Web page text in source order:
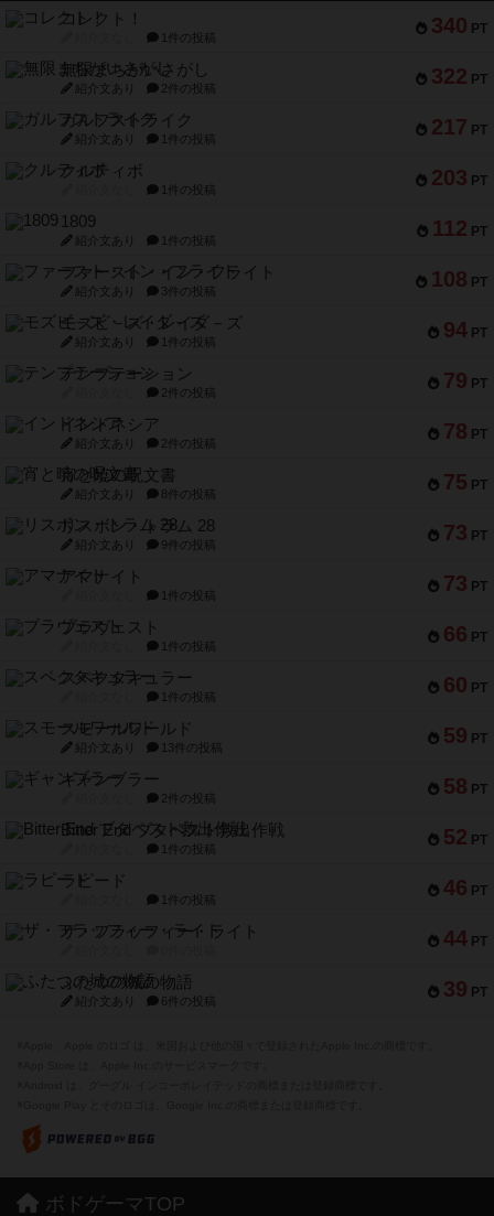
340 PT
コレクト！
1件の投稿
322 PT
無限まちがいさがし
紹介文あり 2件の投稿
217 PT
ガルフストライク
紹介文あり 1件の投稿
203 PT
クルティボ
1件の投稿
112 PT
1809
紹介文あり 1件の投稿
108 PT
ファースト・イン・フライト
紹介文あり 3件の投稿
94 PT
モズビ－ズ・レイダ－ズ
紹介文あり 1件の投稿
79 PT
テンプテーション
2件の投稿
78 PT
インドネシア
紹介文あり 2件の投稿
75 PT
宵と暁の呪文書
紹介文あり 8件の投稿
73 PT
リスボン・トラム 28
紹介文あり 9件の投稿
73 PT
アマナイト
1件の投稿
66 PT
ブラヴェスト
1件の投稿
60 PT
スペクタキュラー
1件の投稿
59 PT
スモールワールド
紹介文あり 13件の投稿
58 PT
ギャンブラー
2件の投稿
52 PT
Bitter End ブタペスト救出作戦
1件の投稿
46 PT
ラピード
1件の投稿
44 PT
ザ・フラッフィー・ライト
39 PT
ふたつの城の物語
紹介文あり 6件の投稿
ボドゲーマTOP